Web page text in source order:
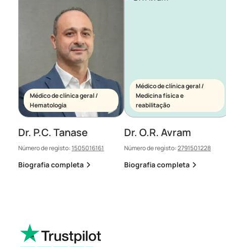
Médico de clínica geral /
Hematologia
Dr. P.C. Tanase
Número de registo:1505016161
Biografia completa
Médico de clínica geral /
Medicina física e
reabilitação
Dr. O.R. Avram
Número de registo:2791501228
Biografia completa